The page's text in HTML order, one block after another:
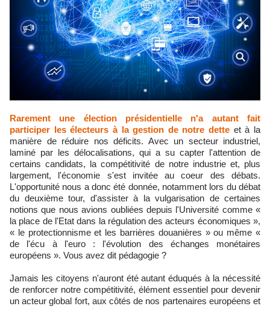
Rarement une élection présidentielle n'a autant fait
participer les électeurs à la gestion de notre dette et à la
manière de réduire nos déficits. Avec un secteur industriel,
laminé par les délocalisations, qui a su capter l'attention de
certains candidats, la compétitivité de notre industrie et, plus
largement, l'économie s'est invitée au coeur des débats.
L'opportunité nous a donc été donnée, notamment lors du débat
du deuxième tour, d'assister à la vulgarisation de certaines
notions que nous avions oubliées depuis l'Université comme «
la place de l'Etat dans la régulation des acteurs économiques »,
« le protectionnisme et les barrières douanières » ou même «
de l'écu à l'euro : l'évolution des échanges monétaires
européens ». Vous avez dit pédagogie ?
Jamais les citoyens n'auront été autant éduqués à la nécessité
de renforcer notre compétitivité, élément essentiel pour devenir
un acteur global fort, aux côtés de nos partenaires européens et